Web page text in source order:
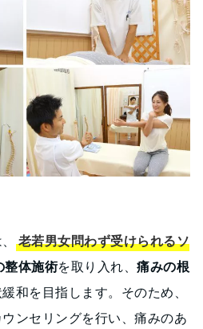
老若男女問わず受けられるソ
整体施術を取り入れ、痛みの根
和を目指します。そのため、
ンセリングを行い、痛みのあ